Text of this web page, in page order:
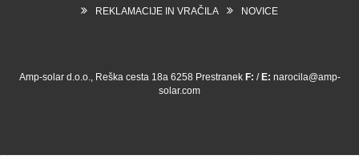
REKLAMACIJE IN VRAČILA NOVICE
Amp-solar d.o.o., Reška cesta 18a 6258 Prestranek F: / E: narocila@amp-
solar.com